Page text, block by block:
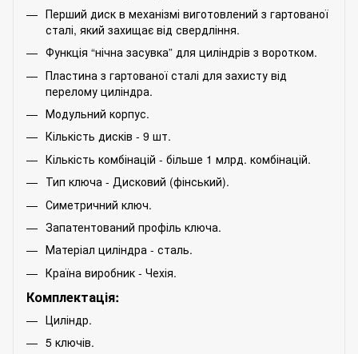
Перший диск в механізмі виготовлений з гартованої
сталі, який захищає від свердління.
Функція “нічна засувка” для циліндрів з воротком.
Пластина з гартованої сталі для захисту від
перелому циліндра.
Модульний корпус.
Кількість дисків - 9 шт.
Кількість комбінацій - більше 1 млрд. комбінацій.
Тип ключа - Дисковий (фінський).
Симетричний ключ.
Запатентований профіль ключа.
Матеріал циліндра - сталь.
Країна виробник - Чехія.
Комплектація:
Циліндр.
5 ключів.